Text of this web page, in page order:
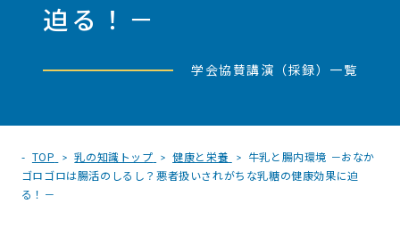
迫る！－
学会協賛講演（採録）一覧
TOP 乳の知識トップ 健康と栄養
牛乳と腸内環境 －おなか
ゴロゴロは腸活のしるし？悪者扱いされがちな乳糖の健康効果に迫
る！－